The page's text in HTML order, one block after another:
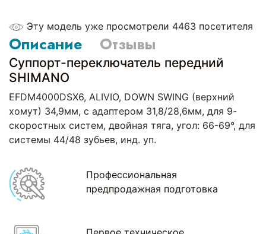
Эту модель уже просмотрели 4463 посетителя
Описание Отзывы
Суппорт-переключатель передний
SHIMANO
EFDM4000DSX6, ALIVIO, DOWN SWING (верхний
хомут) 34,9мм, с адаптером 31,8/28,6мм, для 9-
скоростных систем, двойная тяга, угол: 66-69°, для
системы 44/48 зубьев, инд. уп.
Профессиональная
предпродажная подготовка